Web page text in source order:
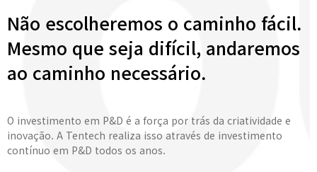
Não escolheremos o caminho fácil.
Mesmo que seja difícil, andaremos
ao caminho necessário.
O investimento em P&D é a força por trás da criatividade e
inovação. A Tentech realiza isso através de investimento
contínuo em P&D todos os anos.